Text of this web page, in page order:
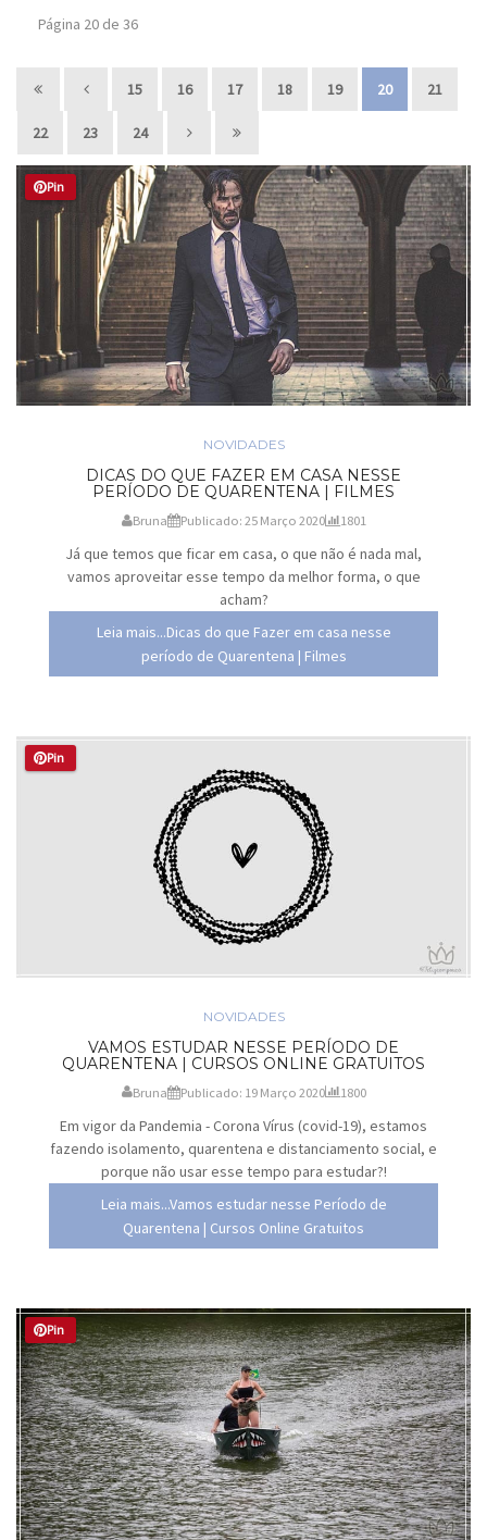
Página 20 de 36
15 16 17 18 19 20 21
22 23 24
Pin
NOVIDADES
DICAS DO QUE FAZER EM CASA NESSE
PERÍODO DE QUARENTENA | FILMES
Bruna Publicado: 25 Março 2020 1801
Já que temos que ficar em casa, o que não é nada mal,
vamos aproveitar esse tempo da melhor forma, o que
acham?
Leia mais...Dicas do que Fazer em casa nesse
período de Quarentena | Filmes
Pin
NOVIDADES
VAMOS ESTUDAR NESSE PERÍODO DE
QUARENTENA | CURSOS ONLINE GRATUITOS
Bruna Publicado: 19 Março 2020 1800
Em vigor da Pandemia - Corona Vírus (covid-19), estamos
fazendo isolamento, quarentena e distanciamento social, e
porque não usar esse tempo para estudar?!
Leia mais...Vamos estudar nesse Período de
Quarentena | Cursos Online Gratuitos
Pin